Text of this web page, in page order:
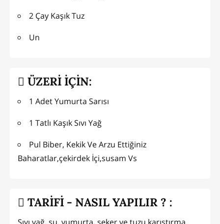
2 Çay Kaşık Tuz
Un
ÜZERİ İÇİN:
1 Adet Yumurta Sarısı
1 Tatlı Kaşık Sıvı Yağ
Pul Biber, Kekik Ve Arzu Ettiğiniz
Baharatlar,çekirdek İçi,susam Vs
TARİFİ - NASIL YAPILIR ? :